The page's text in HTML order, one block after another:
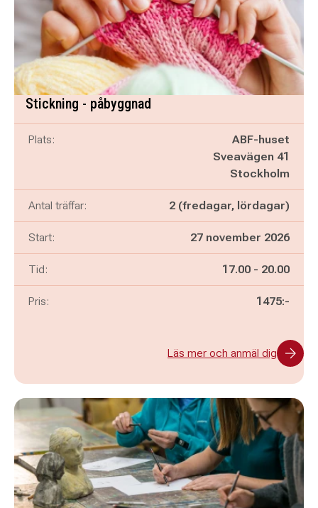
Stickning - påbyggnad
Plats:
ABF-huset
Sveavägen 41
Stockholm
Antal träffar: 2 (fredagar, lördagar)
Start: 27 november 2026
Tid: Pågår mellan
17.00 - och
20.00
Pris: 1475:-
Läs mer och anmäl dig